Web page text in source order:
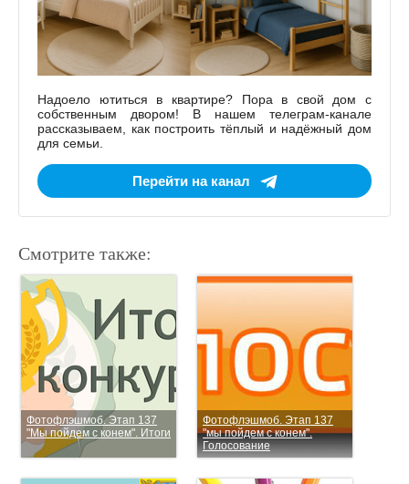
Надоело ютиться в квартире? Пора в свой дом с
собственным двором! В нашем телеграм-канале
рассказываем, как построить тёплый и надёжный дом
для семьи.
Перейти на канал
Смотрите также:
Фотофлэшмоб. Этап 137
"Мы пойдем с конем". Итоги
Фотофлэшмоб. Этап 137
"мы пойдем с конем".
Голосование